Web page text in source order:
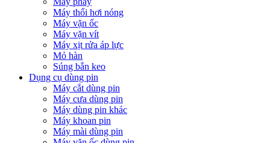
Máy thổi hơi nóng
Máy vặn ốc
Máy vặn vít
Máy xịt rửa áp lực
Mỏ hàn
Súng bắn keo
Dụng cụ dùng pin
Máy cắt dùng pin
Máy cưa dùng pin
Máy dùng pin khác
Máy khoan pin
Máy mài dùng pin